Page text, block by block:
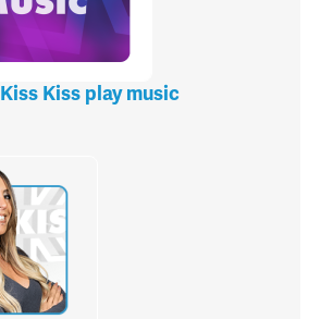
Kiss Kiss play music